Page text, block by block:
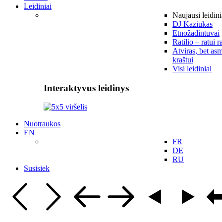
Leidiniai
Naujausi
DJ Kaziukas
Etnožadintuvai
Ratilio – ratui
Atviras, bet
kraštui
Visi leidiniai
Interaktyvus leidinys
Nuotraukos
EN
FR
DE
RU
Susisiek